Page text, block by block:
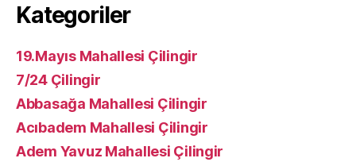
Kategoriler
19.Mayıs Mahallesi Çilingir
7/24 Çilingir
Abbasağa Mahallesi Çilingir
Acıbadem Mahallesi Çilingir
Adem Yavuz Mahallesi Çilingir